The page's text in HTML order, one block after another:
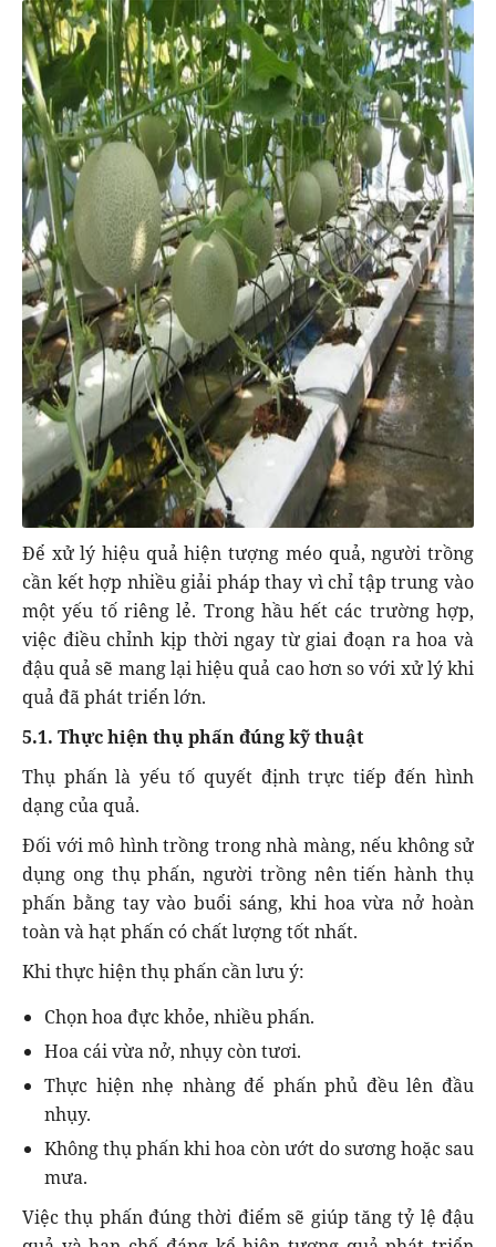
Để xử lý hiệu quả hiện tượng méo quả, người trồng
cần kết hợp nhiều giải pháp thay vì chỉ tập trung vào
một yếu tố riêng lẻ. Trong hầu hết các trường hợp,
việc điều chỉnh kịp thời ngay từ giai đoạn ra hoa và
đậu quả sẽ mang lại hiệu quả cao hơn so với xử lý khi
quả đã phát triển lớn.
5.1. Thực hiện thụ phấn đúng kỹ thuật
Thụ phấn là yếu tố quyết định trực tiếp đến hình
dạng của quả.
Đối với mô hình trồng trong nhà màng, nếu không sử
dụng ong thụ phấn, người trồng nên tiến hành thụ
phấn bằng tay vào buổi sáng, khi hoa vừa nở hoàn
toàn và hạt phấn có chất lượng tốt nhất.
Khi thực hiện thụ phấn cần lưu ý:
Chọn hoa đực khỏe, nhiều phấn.
Hoa cái vừa nở, nhụy còn tươi.
Thực hiện nhẹ nhàng để phấn phủ đều lên đầu
nhụy.
Không thụ phấn khi hoa còn ướt do sương hoặc sau
mưa.
Việc thụ phấn đúng thời điểm sẽ giúp tăng tỷ lệ đậu